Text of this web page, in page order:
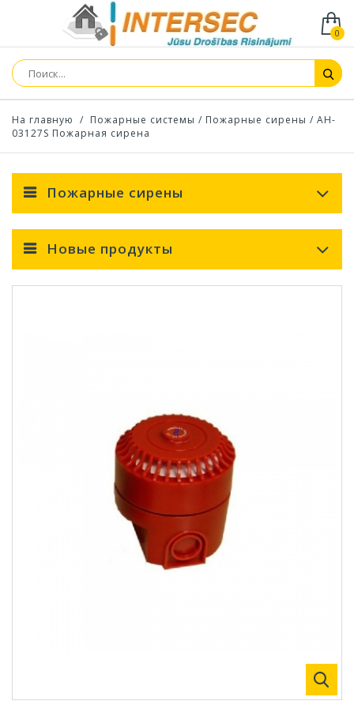
0
На главную / Пожарные системы / Пожарные сирены / AH-
03127S Пожарная сирена
Пожарные сирены
Новые продукты